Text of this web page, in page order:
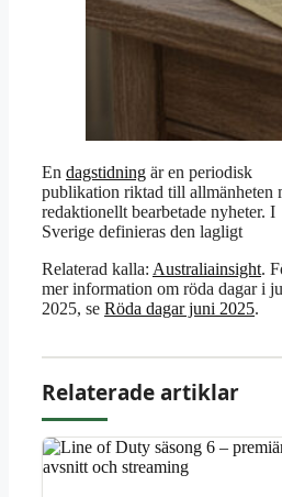
En dagstidning är en periodisk
publikation riktad till allmänheten
redaktionellt bearbetade nyheter. I
Sverige definieras den lagligt
Relaterad kalla: Australiainsight.
mer information om röda dagar i
2025, se Röda dagar juni 2025.
Relaterade artiklar